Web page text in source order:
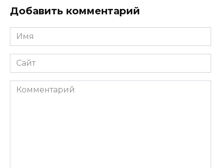
Добавить комментарий
Имя
*
Сайт
Комментарий